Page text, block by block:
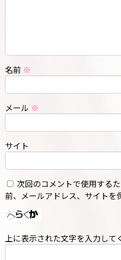
名前 ※
メール ※
サイト
次回のコメントで使用する
前、メールアドレス、サイトを
上に表示された文字を入力して